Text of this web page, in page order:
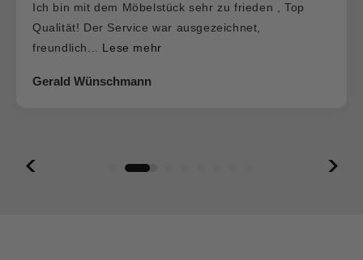
Ich bin mit dem Möbelstück sehr zu frieden , Top
Qualität! Der Service war ausgezeichnet,
freundlich...
Lese mehr
Gerald Wünschmann